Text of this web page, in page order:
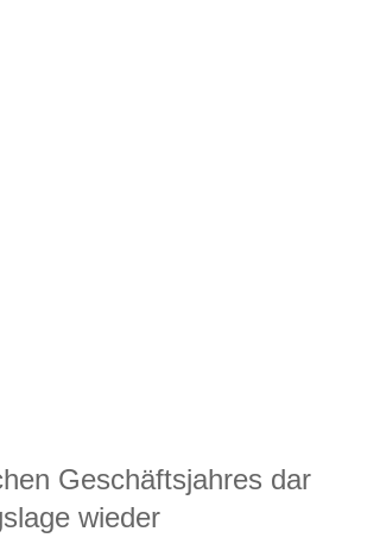
Geschäftsjahres dar
wieder